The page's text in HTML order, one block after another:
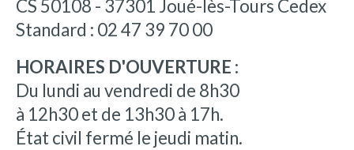
CS 50108 - 37301 Joué-lès-Tours Cedex
Standard : 02 47 39 70 00
HORAIRES D'OUVERTURE :
Du lundi au vendredi de 8h30
à 12h30 et de 13h30 à 17h.
État civil fermé le jeudi matin.